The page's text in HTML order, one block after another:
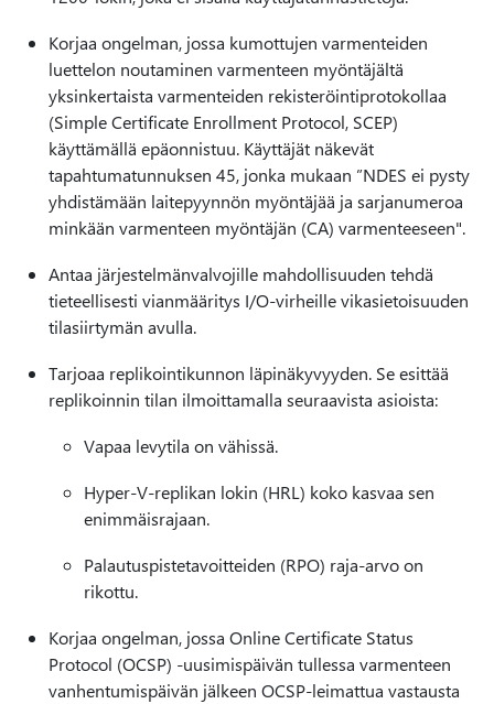
Korjaa ongelman, jossa kumottujen varmenteiden
luettelon noutaminen varmenteen myöntäjältä
yksinkertaista varmenteiden rekisteröintiprotokollaa
(Simple Certificate Enrollment Protocol, SCEP)
käyttämällä epäonnistuu. Käyttäjät näkevät
tapahtumatunnuksen 45, jonka mukaan ”NDES ei pysty
yhdistämään laitepyynnön myöntäjää ja sarjanumeroa
minkään varmenteen myöntäjän (CA) varmenteeseen".
Antaa järjestelmänvalvojille mahdollisuuden tehdä
tieteellisesti vianmääritys I/O-virheille vikasietoisuuden
tilasiirtymän avulla.
Tarjoaa replikointikunnon läpinäkyvyyden. Se esittää
replikoinnin tilan ilmoittamalla seuraavista asioista:
Vapaa levytila on vähissä.
Hyper-V-replikan lokin (HRL) koko kasvaa sen
enimmäisrajaan.
Palautuspistetavoitteiden (RPO) raja-arvo on
rikottu.
Korjaa ongelman, jossa Online Certificate Status
Protocol (OCSP) -uusimispäivän tullessa varmenteen
vanhentumispäivän jälkeen OCSP-leimattua vastausta